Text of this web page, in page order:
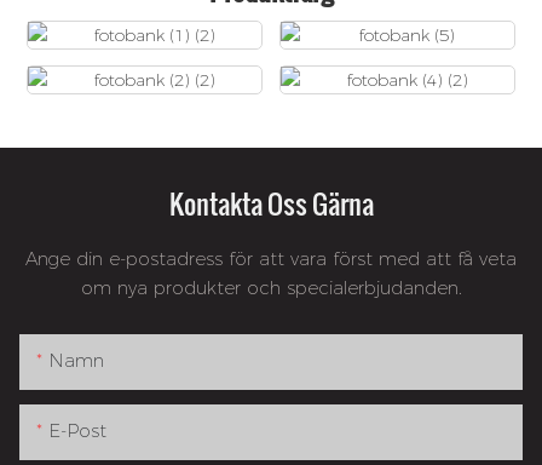
Kontakta Oss Gärna
Ange din e-postadress för att vara först med att få veta
om nya produkter och specialerbjudanden.
Namn
E-Post